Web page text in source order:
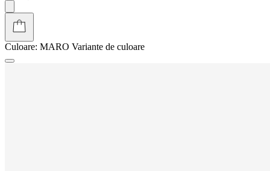
Culoare: MARO Variante de culoare